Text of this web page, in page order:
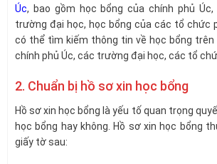
Úc, bao gồm học bổng của chính phủ
trường đại học, học bổng của các tổ chức
có thể tìm kiếm thông tin về học bổng
chính phủ Úc, các trường đại học, các tổ
2. Chuẩn bị hồ sơ xin học bổng
Hồ sơ xin học bổng là yếu tố quan trọng
học bổng hay không. Hồ sơ xin học bổng
giấy tờ sau: